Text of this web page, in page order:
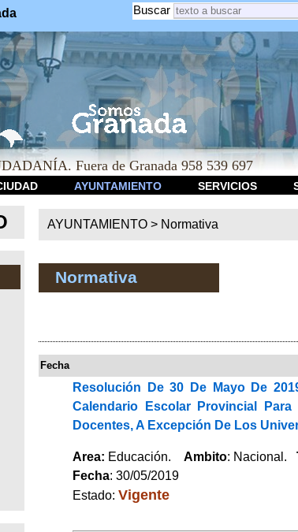
Buscar
Fuera de Granada 958 539 697
AYUNTAMIENTO SERVICIOS
AYUNTAMIENTO > Normativa
Normativa
Fecha
Resolución De 30 De Mayo De
Calendario Escolar Provincial
Docentes, A Excepción De Los
Area: Educación. Ambito: Nacional.
Fecha: 30/05/2019
Estado: Vigente